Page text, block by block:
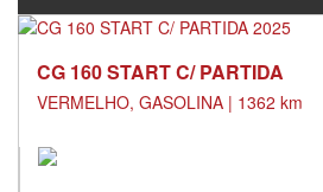
CG 160 START C/ PARTIDA
VERMELHO, GASOLINA | 1362 km